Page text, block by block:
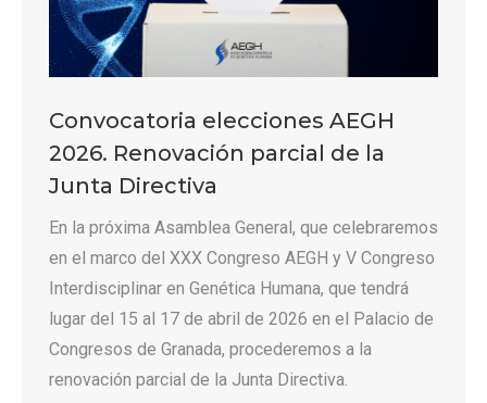
Convocatoria elecciones AEGH
2026. Renovación parcial de la
Junta Directiva
En la próxima Asamblea General, que celebraremos
en el marco del XXX Congreso AEGH y V Congreso
Interdisciplinar en Genética Humana, que tendrá
lugar del 15 al 17 de abril de 2026 en el Palacio de
Congresos de Granada, procederemos a la
renovación parcial de la Junta Directiva.